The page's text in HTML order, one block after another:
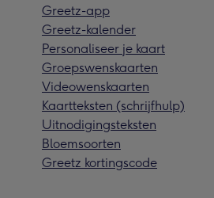
Greetz-app
Greetz-kalender
Personaliseer je kaart
Groepswenskaarten
Videowenskaarten
Kaartteksten (schrijfhulp)
Uitnodigingsteksten
Bloemsoorten
Greetz kortingscode